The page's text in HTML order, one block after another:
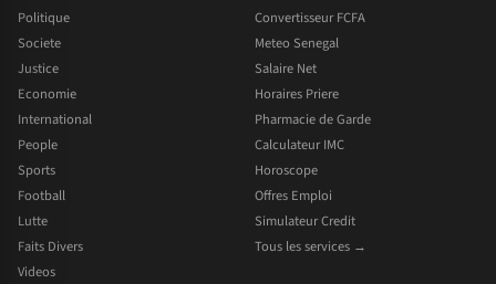
Politique
Societe
Justice
Economie
International
People
Sports
Football
Lutte
Faits Divers
Videos
Convertisseur FCFA
Meteo Senegal
Salaire Net
Horaires Priere
Pharmacie de Garde
Calculateur IMC
Horoscope
Offres Emploi
Simulateur Credit
Tous les services →